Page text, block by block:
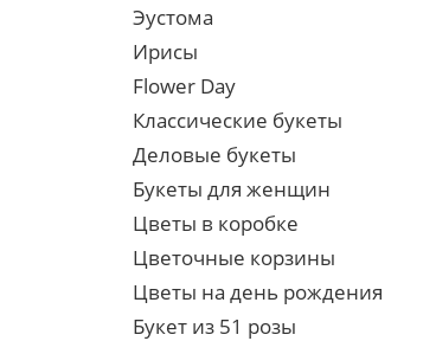
Эустома
Ирисы
Flower Day
Классические букеты
Деловые букеты
Букеты для женщин
Цветы в коробке
Цветочные корзины
Цветы на день рождения
Букет из 51 розы